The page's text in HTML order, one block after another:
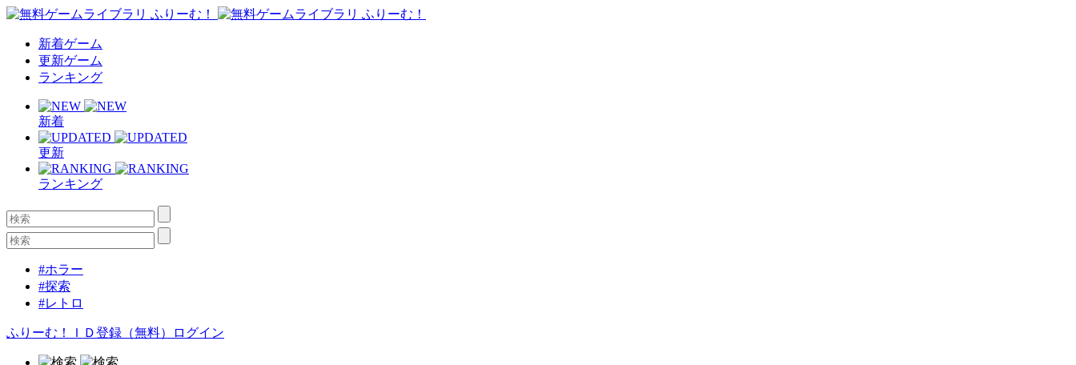
新着ゲーム
更新ゲーム
ランキング
新着
更新
ランキング
#ホラー
#探索
#レトロ
ふりーむ！ＩＤ登録（無料） ログイン